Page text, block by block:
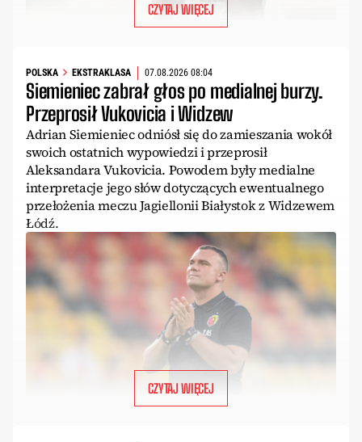
CZYTAJ WIĘCEJ
POLSKA EKSTRAKLASA 07.08.2026 08:04
Siemieniec zabrał głos po medialnej burzy.
Przeprosił Vukovicia i Widzew
Adrian Siemieniec odniósł się do zamieszania wokół
swoich ostatnich wypowiedzi i przeprosił
Aleksandara Vukovicia. Powodem były medialne
interpretacje jego słów dotyczących ewentualnego
przełożenia meczu Jagiellonii Białystok z Widzewem
Łódź.
CZYTAJ WIĘCEJ